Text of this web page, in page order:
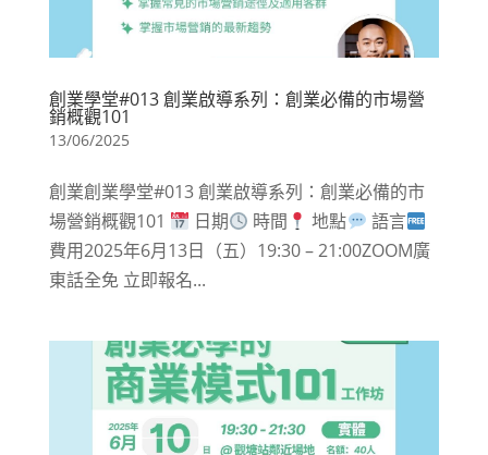
創業學堂#013 創業啟導系列：創業必備的市場營
銷概觀101
13/06/2025
創業創業學堂#013 創業啟導系列：創業必備的市
場營銷概觀101
日期 時間 地點
語言
費用2025年6月13日（五）19:30 – 21:00ZOOM廣
東話全免 立即報名...